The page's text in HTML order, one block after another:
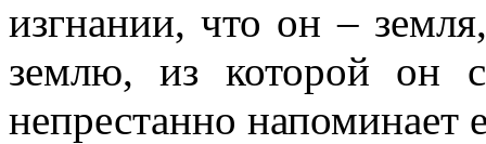
изгнании, что он –
землю, из которой он
непрестанно напоминает